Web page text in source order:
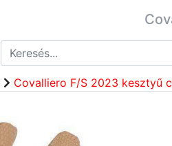
Covalliero F/S 2023 kesztyű